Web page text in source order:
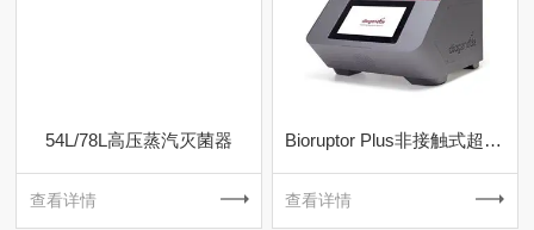
54L/78L高压蒸汽灭菌器
查看详情
Bioruptor Plus非接触式超声波破碎仪
查看详情